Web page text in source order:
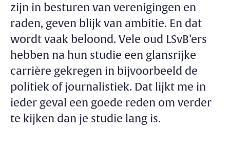
zijn in besturen van verenigingen en
raden, geven blijk van ambitie. En dat
wordt vaak beloond. Vele oud LSvB’ers
hebben na hun studie een glansrijke
carrière gekregen in bijvoorbeeld de
politiek of journalistiek. Dat lijkt me in
ieder geval een goede reden om verder
te kijken dan je studie lang is.